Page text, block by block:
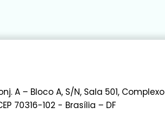
A – Bloco A, S/N, Sala 501, Complexo
70316-102 - Brasília – DF